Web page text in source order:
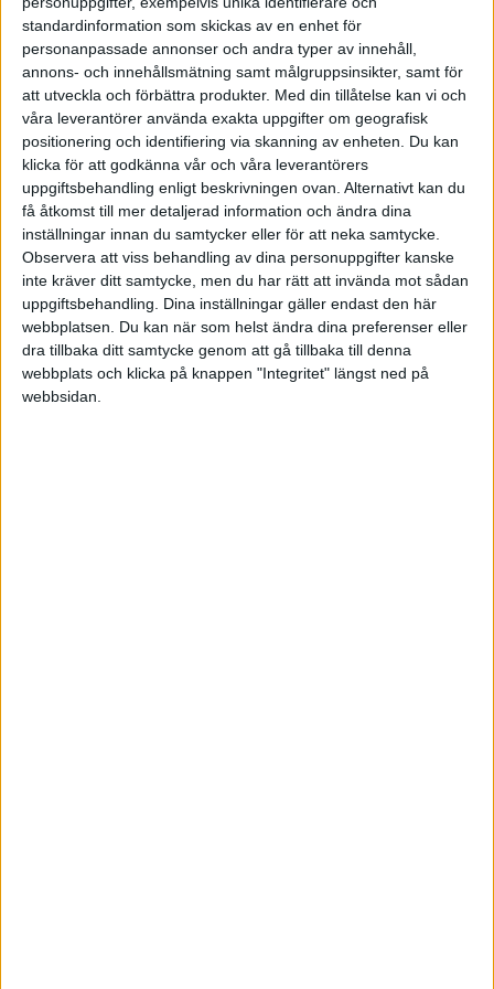
standardinformation som skickas av en enhet för
personanpassade annonser och andra typer av innehåll,
annons- och innehållsmätning samt målgruppsinsikter, samt för
att utveckla och förbättra produkter. Med din tillåtelse kan vi och
våra leverantörer använda exakta uppgifter om geografisk
positionering och identifiering via skanning av enheten. Du kan
klicka för att godkänna vår och våra leverantörers
uppgiftsbehandling enligt beskrivningen ovan. Alternativt kan du
få åtkomst till mer detaljerad information och ändra dina
inställningar innan du samtycker eller för att neka samtycke.
Observera att viss behandling av dina personuppgifter kanske
inte kräver ditt samtycke, men du har rätt att invända mot sådan
uppgiftsbehandling. Dina inställningar gäller endast den här
webbplatsen. Du kan när som helst ändra dina preferenser eller
dra tillbaka ditt samtycke genom att gå tillbaka till denna
webbplats och klicka på knappen "Integritet" längst ned på
webbsidan.
Att bli lyckligare är alltså det bästa sättet att bli
framgångsrik, inte tvärtom, säger Säppälä till
tidningen Time. Och att bli lyckligare behöver
faktiskt inte vara så svårt som man tror.
Lev i nuet – och gör ingenting
En ökad grad av lycka kan komma av något så
enkelt som att man ibland väljer att prioritera sig
själv – eller en vän, eller familjemedlem – istället för
att prioritera jobb, prestation och förpliktelser.
Att man ska leva i nuet kan låta som en klyscha,